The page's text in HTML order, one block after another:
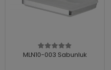
MLN10-003 Sabunluk